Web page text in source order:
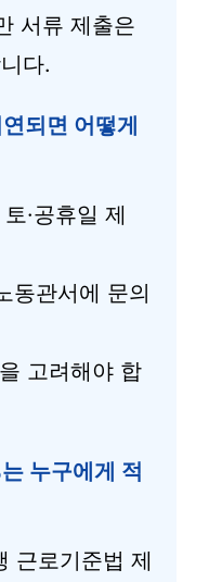
서류 제출은
다.
되면 어떻게
·공휴일 제
동관서에 문의
고려해야 합
누구에게 적
근로기준법 제